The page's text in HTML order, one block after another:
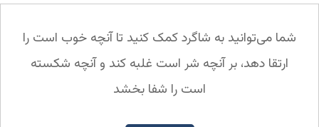
شما می‌توانید به شاگرد کمک کنید تا آنچه خوب است را
ارتقا دهد، بر آنچه شر است غلبه کند و آنچه شکسته
است را شفا بخشد